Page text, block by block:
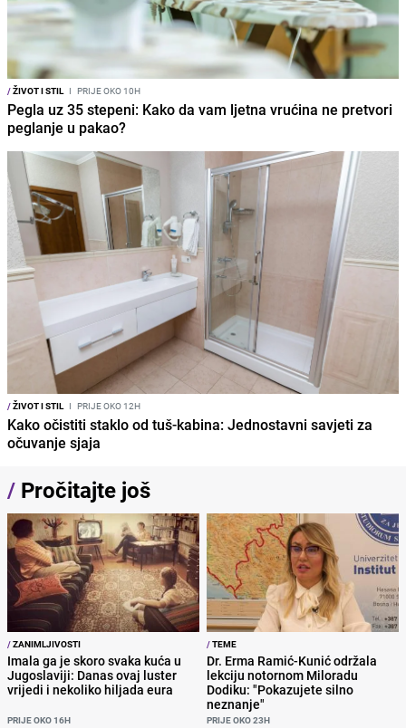
/ŽIVOT I STIL I PRIJE OKO 10H
Pegla uz 35 stepeni: Kako da vam ljetna vrućina ne pretvori
peglanje u pakao?
/ŽIVOT I STIL I PRIJE OKO 12H
Kako očistiti staklo od tuš-kabina: Jednostavni savjeti za
očuvanje sjaja
/ Pročitajte još
/ZANIMLJIVOSTI
Imala ga je skoro svaka kuća u
Jugoslaviji: Danas ovaj luster
vrijedi i nekoliko hiljada eura
PRIJE OKO 16H
/TEME
Dr. Erma Ramić-Kunić održala
lekciju notornom Miloradu
Dodiku: "Pokazujete silno
neznanje"
PRIJE OKO 23H